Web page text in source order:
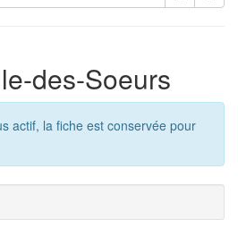
e
g
t
o
n
des-Soeurs
actif, la fiche est conservée pour